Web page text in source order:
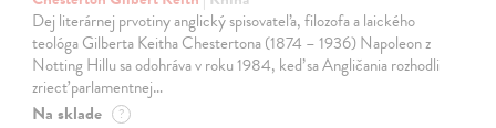
Dej literárnej prvotiny anglický spisovateľa, filozofa a laického
teológa Gilberta Keitha Chestertona (1874 – 1936) Napoleon z
Notting Hillu sa odohráva v roku 1984, keď sa Angličania rozhodli
zriecť parlamentnej…
Na sklade ?